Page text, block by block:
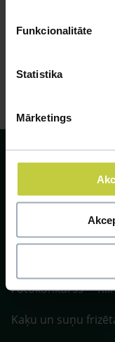
Funkcionalitāte
Statistika
Mārketings
SIA ZOO Centrs,
Vienības gatve 109,
P. 10:00-20:00 / S.SV.
Fotokonkurss
Kaķu un suņu